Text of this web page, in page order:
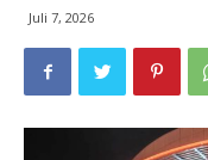
Juli 7, 2026